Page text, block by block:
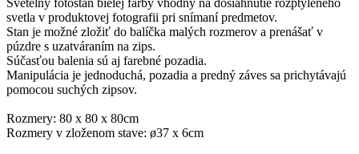
Svetelný fotostan bielej farby vhodný na dosiahnutie rozptýleného
svetla v produktovej fotografii pri snímaní predmetov.
Stan je možné zložiť do balíčka malých rozmerov a prenášať v
púzdre s uzatváraním na zips.
Súčasťou balenia sú aj farebné pozadia.
Manipulácia je jednoduchá, pozadia a predný záves sa prichytávajú
pomocou suchých zipsov.
Rozmery: 80 x 80 x 80cm
Rozmery v zloženom stave: ø37 x 6cm